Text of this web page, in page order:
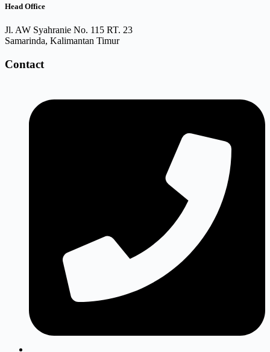
Head Office
Jl. AW Syahranie No. 115 RT. 23
Samarinda, Kalimantan Timur
Contact